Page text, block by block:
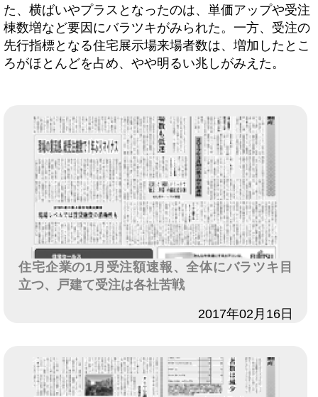
た、横ばいやプラスとなったのは、単価アップや受注
棟数増など要因にバラツキがみられた。一方、受注の
先行指標となる住宅展示場来場者数は、増加したとこ
ろがほとんどを占め、やや明るい兆しがみえた。
住宅企業の1月受注額速報、全体にバラツキ目
立つ、戸建て受注は各社苦戦
2017年02月16日